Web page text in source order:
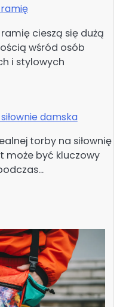
cieszą się dużą
wśród osób
i stylowych
damska
torby na siłownię
może być kluczowy